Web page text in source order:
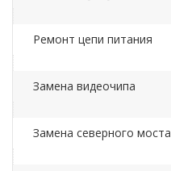
Ремонт цепи питания
Замена видеочипа
Замена северного моста